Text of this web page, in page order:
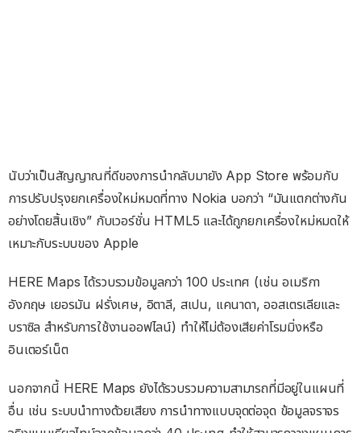
นับว่าเป็นสัญญาณที่ดีของการนำกลับมายัง App Store พร้อมกับ
การปรับปรุงยกเครื่องใหม่หมดที่ทาง Nokia บอกว่า “มันแตกต่างกัน
อย่างโดยสิ้นเชิง” กับเวอร์ชั่น HTML5 และได้ถูกยกเครื่องใหม่หมดให้
เหมาะกับระบบของ Apple
HERE Maps ได้รวบรวมข้อมูลกว่า 100 ประเทศ (เช่น อเมริกา
อังกฤษ เยอรมัน ฝรั่งเศษ, อิตาลี, สเปน, แคนาดา, ออสเตรเลียและ
บราซิล สำหรับการใช้งานออฟไลน์) ทำให้ไม่ต้องเสียค่าโรมมิ่งหรือ
อินเตอร์เน็ต
นอกจากนี้ HERE Maps ยังได้รวบรวมความสามารถที่มีอยู่ในแผนที่
อื่น เช่น ระบบนำทางด้วยเสียง การนำทางแบบจุดต่อจุด ข้อมูลจราจร